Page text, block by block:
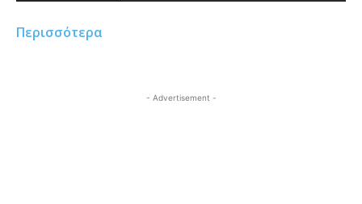
Περισσότερα
- Advertisement -